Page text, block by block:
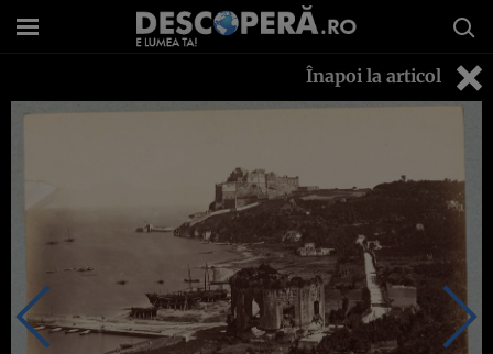
Înapoi la articol